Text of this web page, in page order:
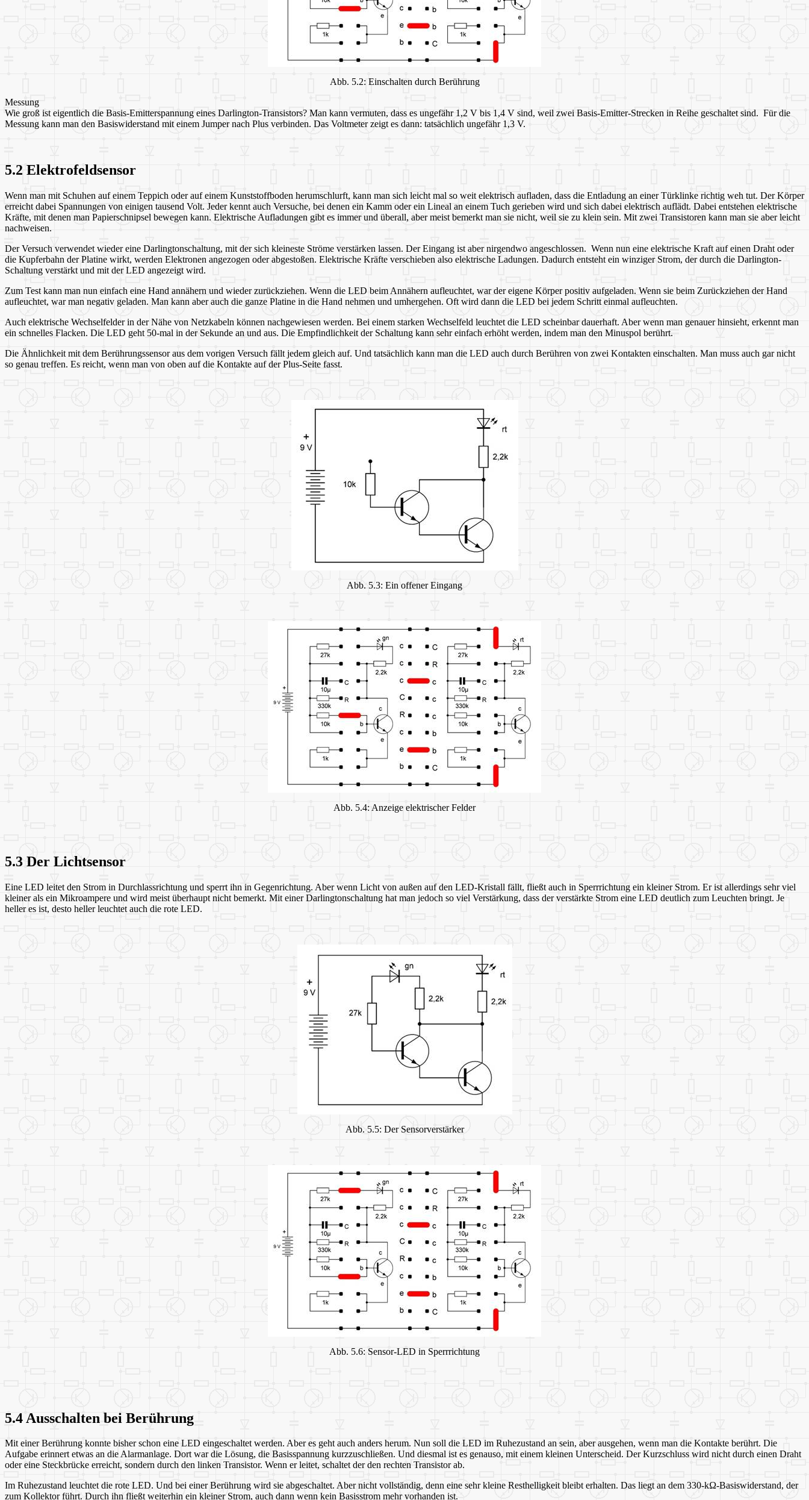
Abb. 5.2: Einschalten durch Berührung
Messung
Wie groß ist eigentlich die Basis-Emitterspannung eines Darlington-Transistors? Man kann vermuten, dass es ungefähr 1,2 V bis 1,4 V sind, weil zwei Basis-Emitter-Strecken in Reihe geschaltet sind. Für die
Messung kann man den Basiswiderstand mit einem Jumper nach Plus verbinden. Das Voltmeter zeigt es dann: tatsächlich ungefähr 1,3 V.
5.2 Elektrofeldsensor
Wenn man mit Schuhen auf einem Teppich oder auf einem Kunststoffboden herumschlurft, kann man sich leicht mal so weit elektrisch aufladen, dass die Entladung an einer Türklinke richtig weh tut. Der Körper
erreicht dabei Spannungen von einigen tausend Volt. Jeder kennt auch Versuche, bei denen ein Kamm oder ein Lineal an einem Tuch gerieben wird und sich dabei elektrisch auflädt. Dabei entstehen elektrische
Kräfte, mit denen man Papierschnipsel bewegen kann. Elektrische Aufladungen gibt es immer und überall, aber meist bemerkt man sie nicht, weil sie zu klein sein. Mit zwei Transistoren kann man sie aber leicht
nachweisen.
Der Versuch verwendet wieder eine Darlingtonschaltung, mit der sich kleineste Ströme verstärken lassen. Der Eingang ist aber nirgendwo angeschlossen. Wenn nun eine elektrische Kraft auf einen Draht oder
die Kupferbahn der Platine wirkt, werden Elektronen angezogen oder abgestoßen. Elektrische Kräfte verschieben also elektrische Ladungen. Dadurch entsteht ein winziger Strom, der durch die Darlington-
Schaltung verstärkt und mit der LED angezeigt wird.
Zum Test kann man nun einfach eine Hand annähern und wieder zurückziehen. Wenn die LED beim Annähern aufleuchtet, war der eigene Körper positiv aufgeladen. Wenn sie beim Zurückziehen der Hand
aufleuchtet, war man negativ geladen. Man kann aber auch die ganze Platine in die Hand nehmen und umhergehen. Oft wird dann die LED bei jedem Schritt einmal aufleuchten.
Auch elektrische Wechselfelder in der Nähe von Netzkabeln können nachgewiesen werden. Bei einem starken Wechselfeld leuchtet die LED scheinbar dauerhaft. Aber wenn man genauer hinsieht, erkennt man
ein schnelles Flacken. Die LED geht 50-mal in der Sekunde an und aus. Die Empfindlichkeit der Schaltung kann sehr einfach erhöht werden, indem man den Minuspol berührt.
Die Ähnlichkeit mit dem Berührungssensor aus dem vorigen Versuch fällt jedem gleich auf. Und tatsächlich kann man die LED auch durch Berühren von zwei Kontakten einschalten. Man muss auch gar nicht
so genau treffen. Es reicht, wenn man von oben auf die Kontakte auf der Plus-Seite fasst.
Abb. 5.3: Ein offener Eingang
Abb. 5.4: Anzeige elektrischer Felder
5.3 Der Lichtsensor
Eine LED leitet den Strom in Durchlassrichtung und sperrt ihn in Gegenrichtung. Aber wenn Licht von außen auf den LED-Kristall fällt, fließt auch in Sperrrichtung ein kleiner Strom. Er ist allerdings sehr viel
kleiner als ein Mikroampere und wird meist überhaupt nicht bemerkt. Mit einer Darlingtonschaltung hat man jedoch so viel Verstärkung, dass der verstärkte Strom eine LED deutlich zum Leuchten bringt. Je
heller es ist, desto heller leuchtet auch die rote LED.
Abb. 5.5: Der Sensorverstärker
Abb. 5.6: Sensor-LED in Sperrrichtung
5.4 Ausschalten bei Berührung
Mit einer Berührung konnte bisher schon eine LED eingeschaltet werden. Aber es geht auch anders herum. Nun soll die LED im Ruhezustand an sein, aber ausgehen, wenn man die Kontakte berührt. Die
Aufgabe erinnert etwas an die Alarmanlage. Dort war die Lösung, die Basisspannung kurzzuschließen. Und diesmal ist es genauso, mit einem kleinen Unterscheid. Der Kurzschluss wird nicht durch einen Draht
oder eine Steckbrücke erreicht, sondern durch den linken Transistor. Wenn er leitet, schaltet der den rechten Transistor ab.
Im Ruhezustand leuchtet die rote LED. Und bei einer Berührung wird sie abgeschaltet. Aber nicht vollständig, denn eine sehr kleine Resthelligkeit bleibt erhalten. Das liegt an dem 330-kΩ-Basiswiderstand, der
zum Kollektor führt. Durch ihn fließt weiterhin ein kleiner Strom, auch dann wenn kein Basisstrom mehr vorhanden ist.